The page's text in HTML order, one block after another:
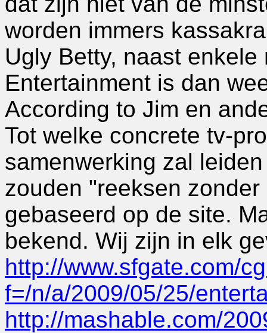
worden immers
Ugly Betty, naast
Entertainment is dan
According to Jim en
Tot welke concrete tv-
samenwerking zal
zouden "reeksen
gebaseerd op de site.
bekend. Wij zijn in elk
http://www.sfgate.com/
f=/n/a/2009/05/25/
http://mashable.com/